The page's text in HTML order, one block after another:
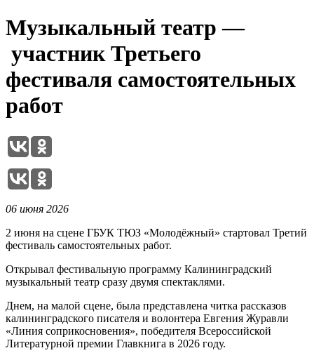
Музыкальный театр —
участник Третьего
фестиваля самостоятельных
работ
06 июня 2026
2 июня на сцене ГБУК ТЮЗ «Молодёжный» стартовал Третий
фестиваль самостоятельных работ.
Открывал фестивальную программу Калининградский
музыкальный театр сразу двумя спектаклями.
Днем, на малой сцене, была представлена читка рассказов
калининградского писателя и волонтера Евгения Журавли
«Линия соприкосновения», победителя Всероссийской
Литературной премии Главкнига в 2026 году.